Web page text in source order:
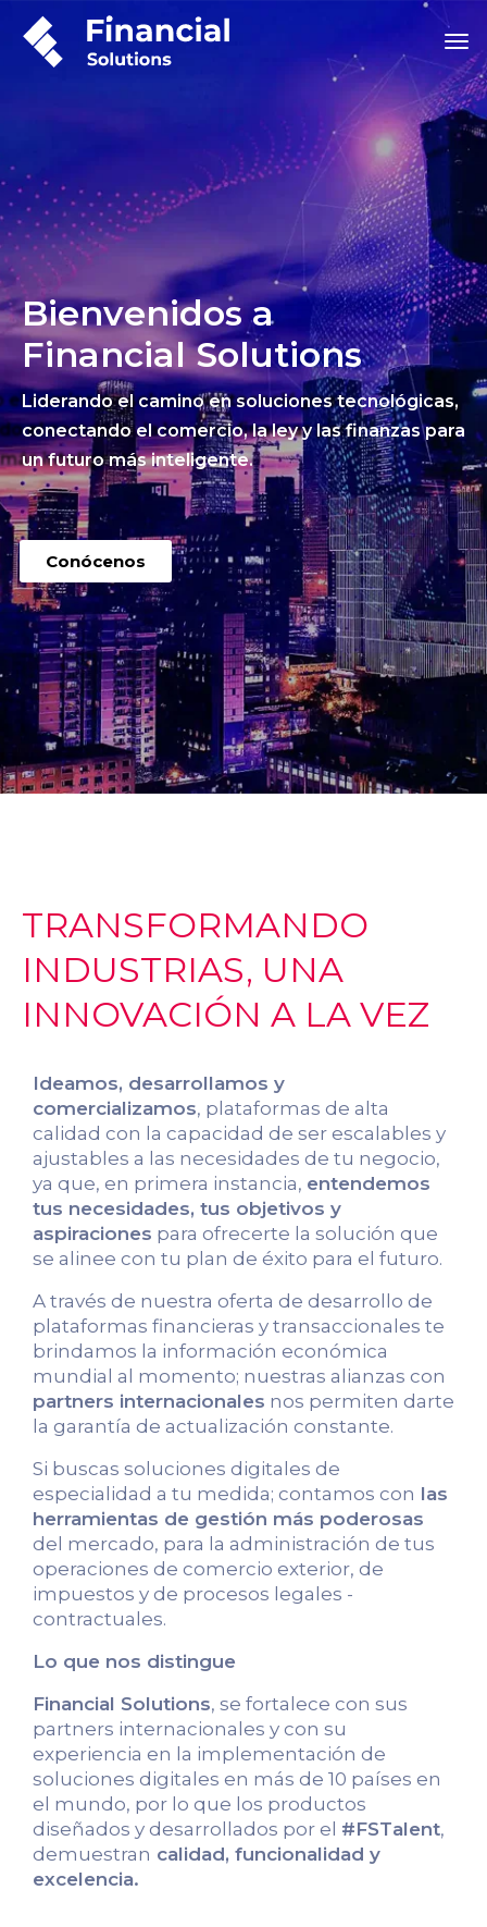
Bienvenidos a
Financial Solutions
Liderando el camino en soluciones tecnológicas,
conectando el comercio, la ley y las finanzas para
un futuro más inteligente.
Conócenos
TRANSFORMANDO
INDUSTRIAS, UNA
INNOVACIÓN A LA VEZ
Ideamos, desarrollamos y
comercializamos, plataformas de alta
calidad con la capacidad de ser escalables y
ajustables a las necesidades de tu negocio,
ya que, en primera instancia, entendemos
tus necesidades, tus objetivos y
aspiraciones para ofrecerte la solución que
se alinee con tu plan de éxito para el futuro.
A través de nuestra oferta de desarrollo de
plataformas financieras y transaccionales te
brindamos la información económica
mundial al momento; nuestras alianzas con
partners internacionales nos permiten darte
la garantía de actualización constante.
Si buscas soluciones digitales de
especialidad a tu medida; contamos con las
herramientas de gestión más poderosas
del mercado, para la administración de tus
operaciones de comercio exterior, de
impuestos y de procesos legales -
contractuales.
Lo que nos distingue
Financial Solutions, se fortalece con sus
partners internacionales y con su
experiencia en la implementación de
soluciones digitales en más de 10 países en
el mundo, por lo que los productos
diseñados y desarrollados por el #FSTalent,
demuestran calidad, funcionalidad y
excelencia.